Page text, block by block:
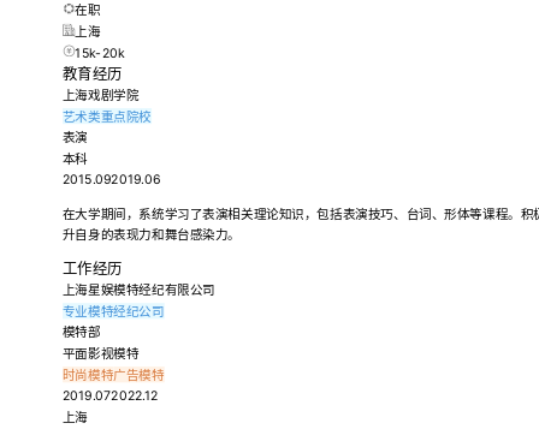
在职
上海
15k-20k
教育经历
上海戏剧学院
艺术类重点院校
表演
本科
2015.092019.06
在大学期间，系统学习了表演相关理论知识，包括表演技巧、台词、形体等课程。
升自身的表现力和舞台感染力。
工作经历
上海星娱模特经纪有限公司
专业模特经纪公司
模特部
平面影视模特
时尚模特广告模特
2019.072022.12
上海